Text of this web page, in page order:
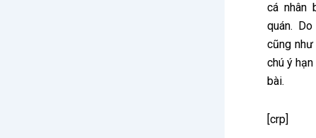
cá nhân
quán.
cũng
chú ý
bài.
[crp]